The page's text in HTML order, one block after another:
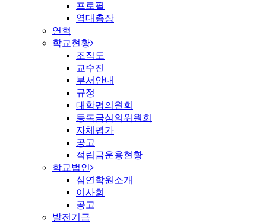
프로필
역대총장
연혁
학교현황
조직도
교수진
부서안내
규정
대학평의원회
등록금심의위원회
자체평가
공고
적립금운용현황
학교법인
심연학원소개
이사회
공고
발전기금